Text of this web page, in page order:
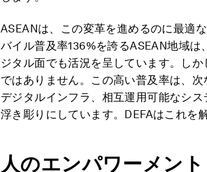
ASEANは、この変革を進めるのに最適
バイル普及率136%を誇るASEAN地域
ジタル面でも活況を呈しています。し
ではありません。この高い普及率は、
デジタルインフラ、相互運用可能なシ
浮き彫りにしています。DEFAはこれを
人のエンパワーメン